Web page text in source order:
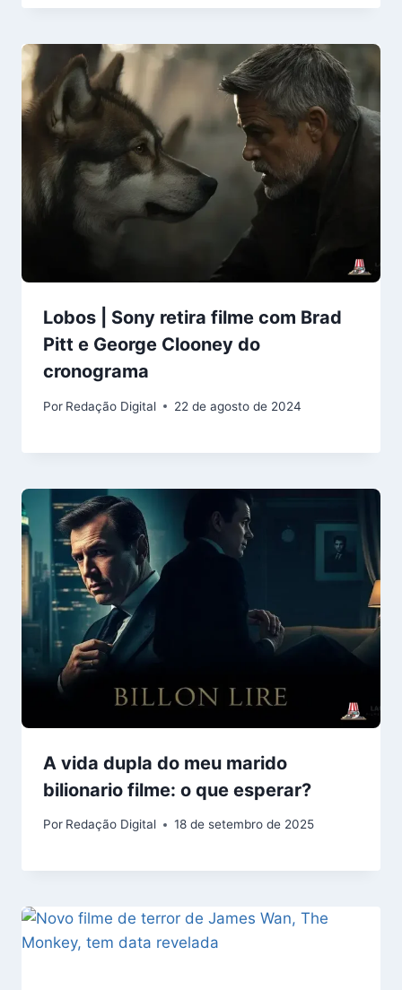
Lobos | Sony retira filme com Brad
Pitt e George Clooney do
cronograma
Por Redação Digital 22 de agosto de 2024
A vida dupla do meu marido
bilionario filme: o que esperar?
Por Redação Digital 18 de setembro de 2025